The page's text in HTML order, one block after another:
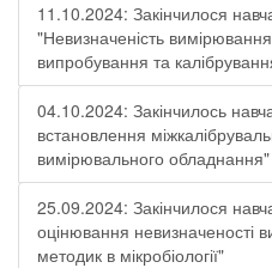
11.10.2024: Закінчилося
"Невизначеність
випробування та
04.10.2024: Закінчилось
встановлення
вимірювального обладнання"
25.09.2024: Закінчилося
оцінювання невизначеності
методик в мікробіології"